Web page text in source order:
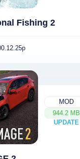
Fishing 2
MOD
944.2 MB
UPDATE
NEW